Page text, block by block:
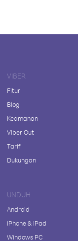
VIBER
Fitur
Blog
Keamanan
Viber Out
Tarif
Dukungan
UNDUH
Android
iPhone & iPad
Windows PC